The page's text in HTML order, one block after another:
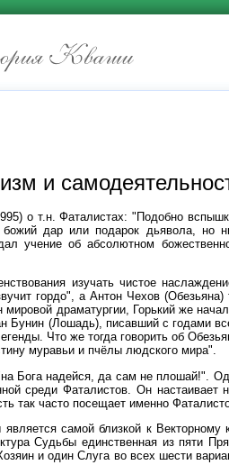
и
о т.н. Фаталистах: "Подобно
дар или подарок дьявола, но
учение об абсолютном
изучать чистое
гордо", а Антон Чехов
драматургии, Горький же
Бунин (Лошадь), писавший с годами
Что же тогда говорить об
муравьи и пчёлы людского мира".
Бога надейся, да сам не плошай!".
среди Фаталистов. Он
так часто посещает именно
самой близкой к Векторному
Судьбы единственная из пяти
и один Слуга во всех шести